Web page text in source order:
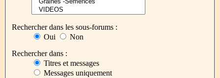
Rechercher dans les sous-forums :
Oui
Non
Rechercher dans :
Titres et messages
Messages uniquement